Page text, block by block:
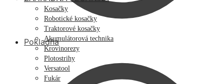
Pokladňa
Kosačky
Robotické kosačky
Traktorové kosačky
Akumulátorová technika
Krovinorezy
Plotostrihy
Versatool
Fukár